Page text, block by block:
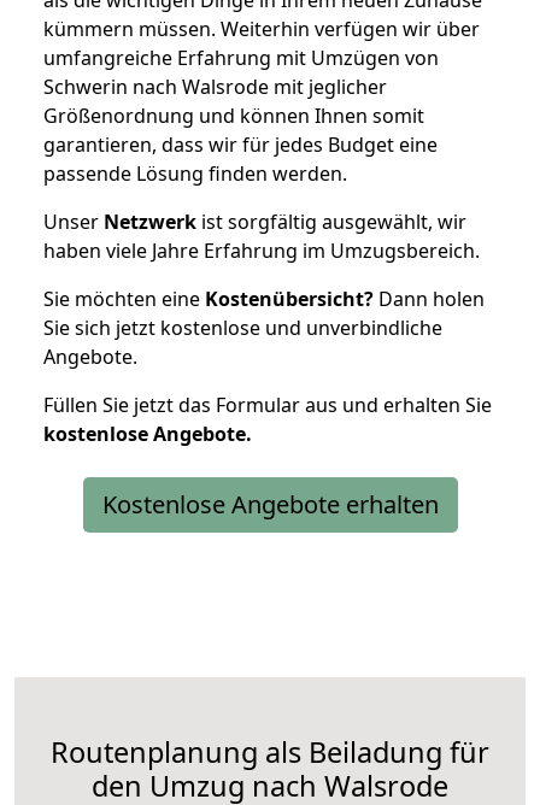
kümmern müssen. Weiterhin verfügen wir über
umfangreiche Erfahrung mit Umzügen von
Schwerin nach Walsrode mit jeglicher
Größenordnung und können Ihnen somit
garantieren, dass wir für jedes Budget eine
passende Lösung finden werden.
Unser Netzwerk ist sorgfältig ausgewählt, wir
haben viele Jahre Erfahrung im Umzugsbereich.
Sie möchten eine Kostenübersicht? Dann holen
Sie sich jetzt kostenlose und unverbindliche
Angebote.
Füllen Sie jetzt das Formular aus und erhalten Sie
kostenloseAngebote.
Kostenlose Angebote erhalten
Routenplanung als Beiladung für
den Umzug nach Walsrode